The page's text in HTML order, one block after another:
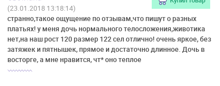
(23.01.2018 13:18:14)
странно,такое ощущение по отзывам,что пишут о разных
платьях! у меня дочь нормального телосложения,животика
нет,на наш рост 120 размер 122 сел отлично! очень яркое, без
затяжек и пятнышек, прямое и достаточно длинное. Дочь в
восторге, а мне нравится, чт* оно теплое